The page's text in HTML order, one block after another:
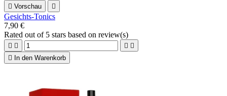
 Vorschau 
Gesichts-Tonics
7,90 €
Rated out of 5 stars based on review(s)
   

In den Warenkorb